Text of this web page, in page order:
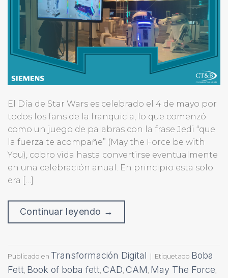
El Día de Star Wars es celebrado el 4 de mayo por
todos los fans de la franquicia, lo que comenzó
como un juego de palabras con la frase Jedi “que
la fuerza te acompañe” (May the Force be with
You), cobro vida hasta convertirse eventualmente
en una celebración anual. En principio esta solo
era […]
Continuar leyendo →
Publicado en Transformación Digital Etiquetado Boba
Fett, Book of boba fett, CAD, CAM , May The Force,